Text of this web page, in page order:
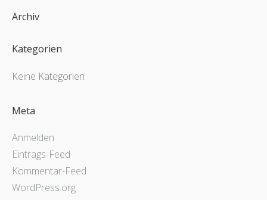
Archiv
Kategorien
Keine Kategorien
Meta
Anmelden
Eintrags-Feed
Kommentar-Feed
WordPress.org